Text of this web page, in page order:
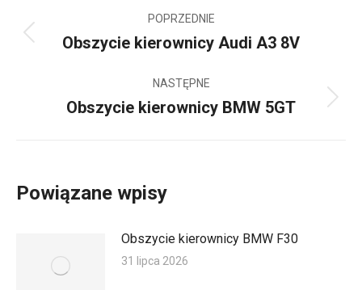
wpisów
POPRZEDNIE
Poprzedni
Obszycie kierownicy Audi A3 8V
NASTĘPNE
Następny
Obszycie kierownicy BMW 5GT
Powiązane wpisy
Obszycie kierownicy BMW F30
31 lipca 2026